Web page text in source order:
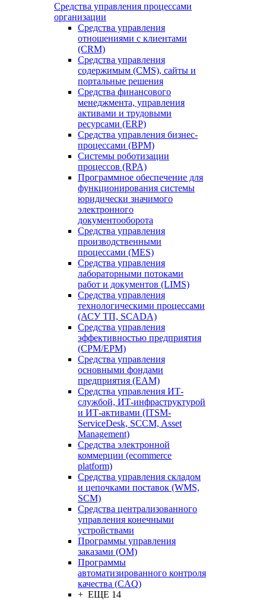
Средства управления процессами
организации
Средства управления
отношениями с клиентами
(CRM)
Средства управления
содержимым (CMS), сайты и
портальные решения
Средства финансового
менеджмента, управления
активами и трудовыми
ресурсами (ERP)
Средства управления бизнес-
процессами (BPM)
Системы роботизации
процессов (RPA)
Программное обеспечение для
функционирования системы
юридически значимого
электронного
документооборота
Средства управления
производственными
процессами (MES)
Средства управления
лабораторными потоками
работ и документов (LIMS)
Средства управления
технологическими процессами
(АСУ ТП, SCADA)
Средства управления
эффективностью предприятия
(CPM/EPM)
Средства управления
основными фондами
предприятия (EAM)
Средства управления ИТ-
службой, ИТ-инфраструктурой
и ИТ-активами (ITSM-
ServiceDesk, SCCM, Asset
Management)
Средства электронной
коммерции (ecommerce
platform)
Средства управления складом
и цепочками поставок (WMS,
SCM)
Средства централизованного
управления конечными
устройствами
Программы управления
заказами (OM)
Программы
автоматизированного контроля
качества (CAQ)
+ ЕЩЕ 14